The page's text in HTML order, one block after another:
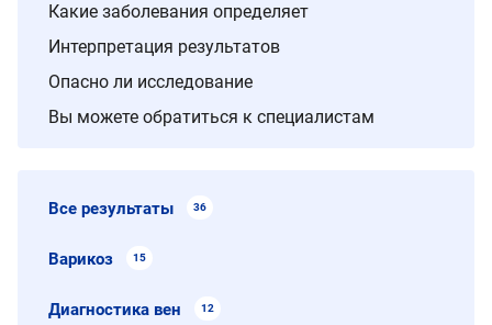
Какие заболевания определяет
Интерпретация результатов
Опасно ли исследование
Вы можете обратиться к специалистам
Все результаты 36
Варикоз 15
Диагностика вен 12